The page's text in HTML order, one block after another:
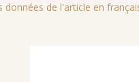
données de l'article en